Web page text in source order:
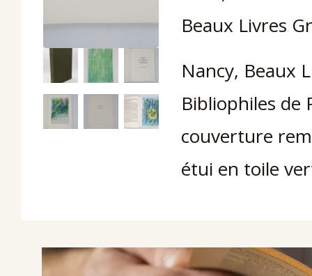
Beaux Livres
Nancy, Beaux
Bibliophiles de
couverture
étui en toile